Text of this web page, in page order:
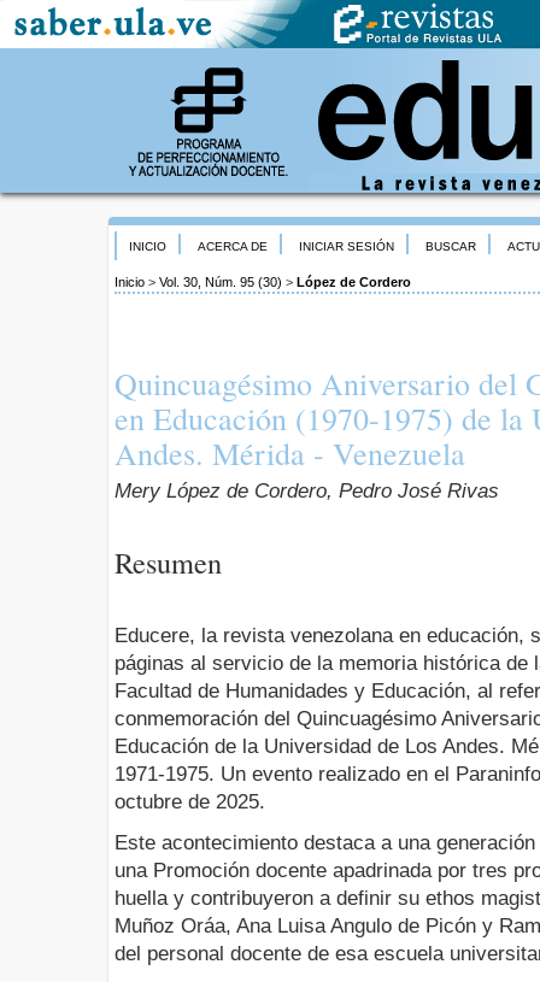
INICIO ACERCA DE INICIAR SESIÓN BUSCAR
Inicio > Vol. 30, Núm. 95 (30) > López de Cordero
Quincuagésimo Aniversario del
en Educación (1970-1975) de la
Andes. Mérida - Venezuela
Mery López de Cordero, Pedro José Rivas
Resumen
Educere, la revista venezolana en educación,
páginas al servicio de la memoria histórica de
Facultad de Humanidades y Educación, al
conmemoración del Quincuagésimo
Educación de la Universidad de Los Andes.
1971-1975. Un evento realizado en el
octubre de 2025.
Este acontecimiento destaca a una
una Promoción docente apadrinada por tres
huella y contribuyeron a definir su ethos
Muñoz Oráa, Ana Luisa Angulo de Picón y
del personal docente de esa escuela